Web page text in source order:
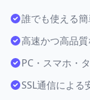
誰でも使える
高速かつ高品
PC・スマホ・
SSL通信による